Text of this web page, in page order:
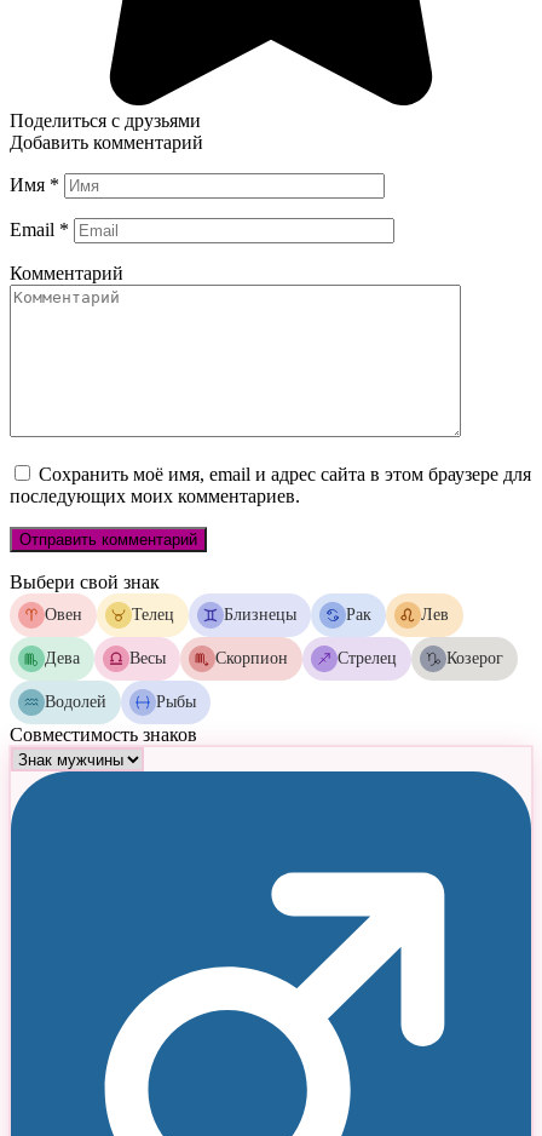
Поделиться с друзьями
Добавить комментарий
Имя *
Email *
Комментарий
Сохранить моё имя, email и адрес сайта в этом браузере для
последующих моих комментариев.
Выбери свой знак
Овен Телец Близнецы Рак Лев
Дева Весы Скорпион Стрелец Козерог
Водолей Рыбы
Совместимость знаков